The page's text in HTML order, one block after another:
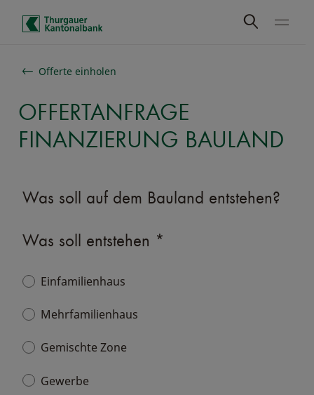
Schnelle Navigation
Offerte einholen
OFFERTANFRAGE
FINANZIERUNG BAULAND
Was soll auf dem Bauland entstehen?
Was soll entstehen *
Einfamilienhaus
Mehrfamilienhaus
Gemischte Zone
Gewerbe